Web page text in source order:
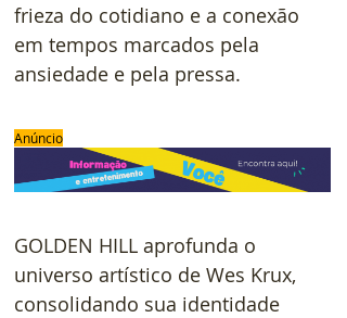
frieza do cotidiano e a conexão
em tempos marcados pela
ansiedade e pela pressa.
Anúncio
GOLDEN HILL aprofunda o
universo artístico de Wes Krux,
consolidando sua identidade